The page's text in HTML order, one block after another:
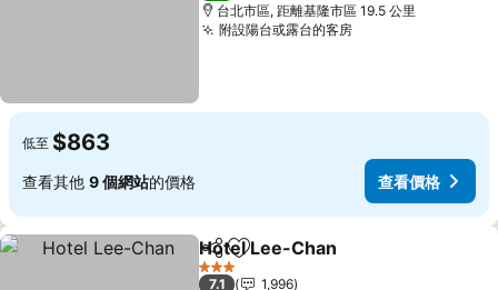
台北市區, 距離基隆市區 19.5 公里
附設陽台或露台的客房查看價格
低至 $863
查看其他 9 個網站的價格 查看價格
分享 加入我的最愛
Hotel Lee-Chan
3 星級
7.1
1,996